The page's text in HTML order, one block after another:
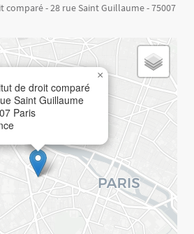
- 28 rue Saint Guillaume - 75007
de droit comparé
Saint Guillaume
Paris
×